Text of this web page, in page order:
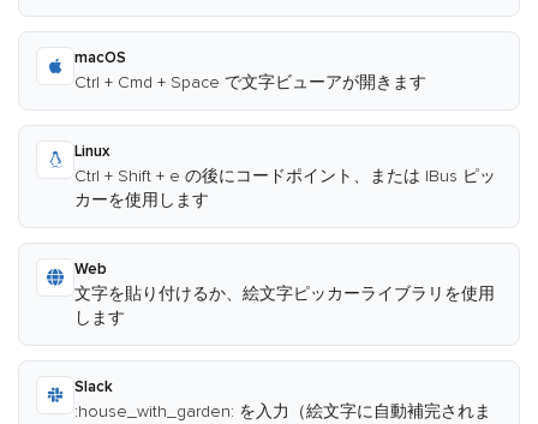
macOS
Ctrl + Cmd + Space で文字ビューアが開きます
Linux
Ctrl + Shift + e の後にコードポイント、または IBus ピッ
カーを使用します
Web
文字を貼り付けるか、絵文字ピッカーライブラリを使用
します
Slack
:house_with_garden: を入力（絵文字に自動補完されま